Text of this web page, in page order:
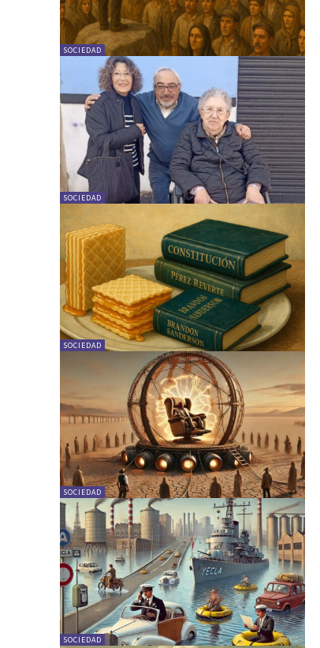
SOCIEDAD
SOCIEDAD
SOCIEDAD
SOCIEDAD
SOCIEDAD